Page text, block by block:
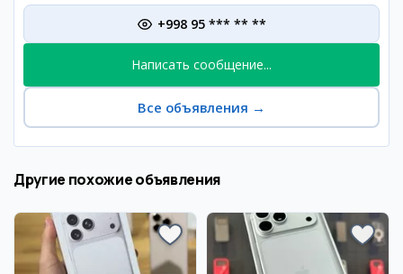
+998 95 *** ** **
Написать сообщение...
Все объявления →
Другие похожие объявления